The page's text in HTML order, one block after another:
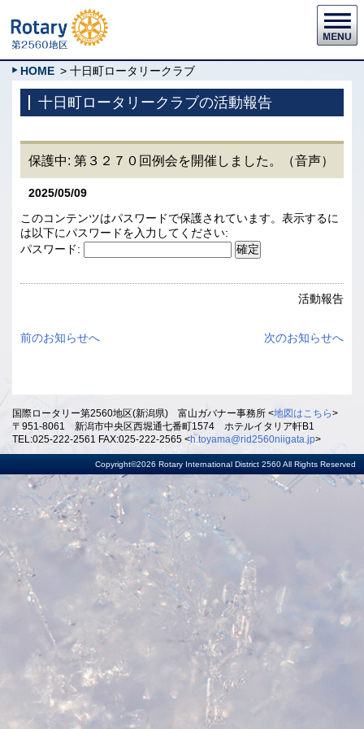
HOME > 十日町ロータリークラブ
十日町ロータリークラブの活動報告
保護中: 第３２７０回例会を開催しました。（音声）
2025/05/09
このコンテンツはパスワードで保護されています。表示するに
は以下にパスワードを入力してください:
パスワード:
活動報告
前のお知らせへ 次のお知らせへ
国際ロータリー第2560地区(新潟県) 富山ガバナー事務所 <地図はこちら>
〒951-8061 新潟市中央区西堀通七番町1574 ホテルイタリア軒B1
TEL:025-222-2561 FAX:025-222-2565 <h.toyama@rid2560niigata.jp>
Copyright©2026 Rotary International District 2560 All Rights Reserved